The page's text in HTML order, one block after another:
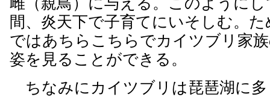
間、炎天下で子育てにいそしむ。
ではあちらこちらでカイツブリ家
姿を見ることができる。
ちなみにカイツブリは琵琶湖に多